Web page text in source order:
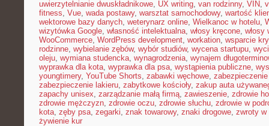
uwierzytelnianie dwuskładnikowe, UX writing, van rodzinny, VIN,
fitness, Vue, wada postawy, warsztat samochodowy, wartość
wektorowe bazy danych, weterynarz online, Wielkanoc w hotelu,
wizytówka Google, własność intelektualna, włosy kręcone, włosy
WooCommerce, WordPress development, workation, wsparcie
rodzinne, wybielanie zębów, wybór studiów, wycena startupu,
oleju, wymiana studencka, wynagrodzenia, wynajem
wyprawka dla kota, wyprawka dla psa, wystąpienia publiczne,
youngtimery, YouTube Shorts, zabawki węchowe,
zabezpieczenie lakieru, zabytkowe kościoły, zakup auta
zapachy unisex, zarządzanie małą firmą, zawieszenie, zdrowie
zdrowie mężczyzn, zdrowie oczu, zdrowie słuchu, zdrowie w
kota, zęby psa, zegarki, znak towarowy, znaki drogowe, zwroty w
żywienie kur